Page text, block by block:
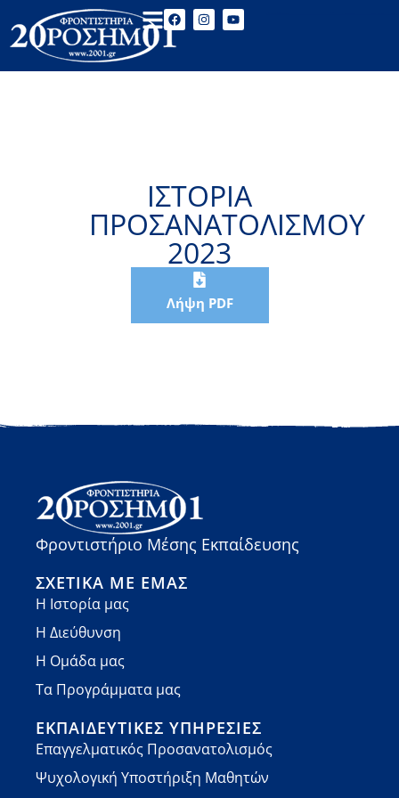
ΙΣΤΟΡΙΑ
ΠΡΟΣΑΝΑΤΟΛΙΣΜΟΥ
2023
Λήψη PDF
Φροντιστήριο Μέσης Εκπαίδευσης
ΣΧΕΤΙΚΆ ΜΕ ΕΜΆΣ
Η Ιστορία μας
Η Διεύθυνση
Η Ομάδα μας
Τα Προγράμματα μας
ΕΚΠΑΙΔΕΥΤΙΚΈΣ ΥΠΗΡΕΣΊΕΣ
Επαγγελματικός Προσανατολισμός
Ψυχολογική Υποστήριξη Μαθητών